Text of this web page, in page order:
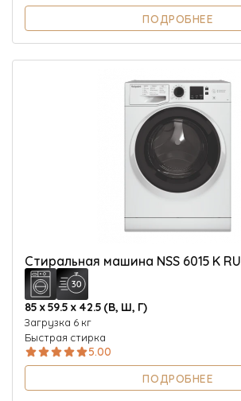
ПОДРОБНЕЕ
Стиральная машина NSS 6015 K RU
85 х 59.5 х 42.5 (В, Ш, Г)
Загрузка 6 кг
Быстрая стирка
5.00
ПОДРОБНЕЕ